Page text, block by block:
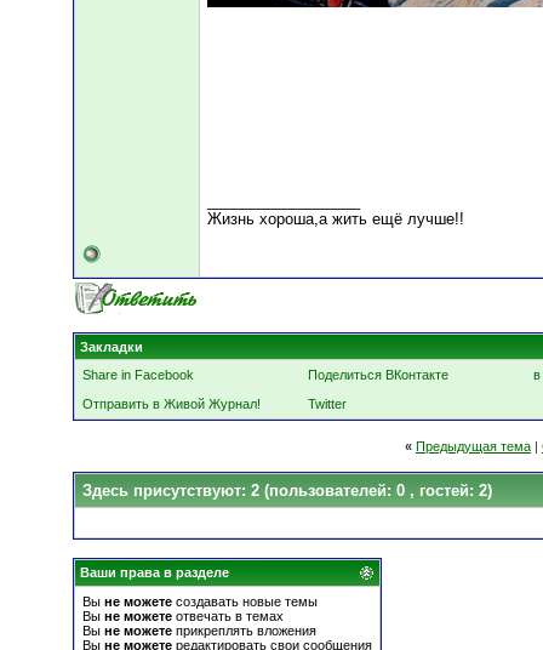
Жизнь хороша,а жить ещё лучше!!
Закладки
Share in Facebook
Поделиться ВКонтакте
Отправить в Живой Журнал!
Twitter
« Предыдущая тема |
Здесь присутствуют: 2 (пользователей: 0 , гостей: 2)
Ваши права в разделе
Вы не можете создавать новые темы
Вы не можете отвечать в темах
Вы не можете прикреплять вложения
Вы не можете редактировать свои сообщения